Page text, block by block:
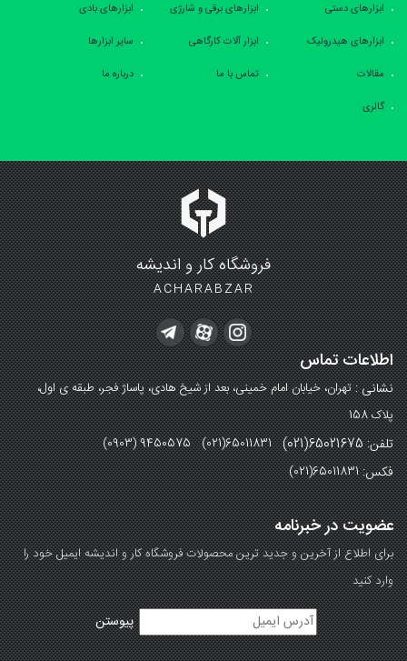
ابزارهای دستی ابزارهای برقی و شارژی
ابزارهای بادی
ابزارهای هیدرولیک
ابزار آلات کارگاهی
سایر ابزارها
مقالات
تماس با ما
درباره ما
گالری
فروشگاه کار و اندیشه
ACHARABZAR
اطلاعات تماس
نشانی :تهران، خیابان امام خمینی، بعد از شیخ هادی، پاساژ فجر، طبقه ی اول،
پلاک 158
تلفن: 65021675(021) (0903) 9450575 (021)65011831
فکس:(021)65011831
عضویت در خبرنامه
برای اطلاع از آخرین و جدید ترین محصولات فروشگاه کار و اندیشه ایمیل خود را
وارد کنید